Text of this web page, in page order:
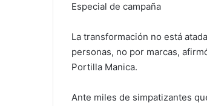
Especial de campaña
La transformación no está
personas, no por marcas,
Portilla Manica.
Ante miles de simpatizantes